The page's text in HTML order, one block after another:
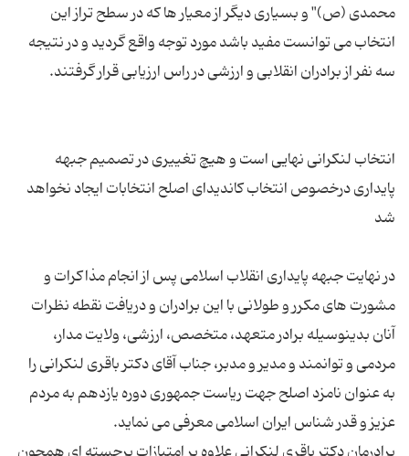
محمدی (ص)" و بسیاری دیگر از معیار ها كه در سطح تراز این
انتخاب می توانست مفید باشد مورد توجه واقع گردید و در نتیجه
انتخاب لنکرانی نهایی است و هیچ تغییری در تصمیم جبهه
پایداری درخصوص انتخاب کاندیدای اصلح انتخابات ایجاد نخواهد
در نهایت جبهه پایداری انقلاب اسلامی پس از انجام مذاكرات و
مشورت های مكرر و طولانی با این برادران و دریافت نقطه نظرات
آنان بدینوسیله برادر متعهد، متخصص، ارزشی، ولایت مدار،
مردمی و توانمند و مدیر و مدبر، جناب آقای دكتر باقری لنكرانی را
به عنوان نامزد اصلح جهت ریاست جمهوری دوره یازدهم به مردم